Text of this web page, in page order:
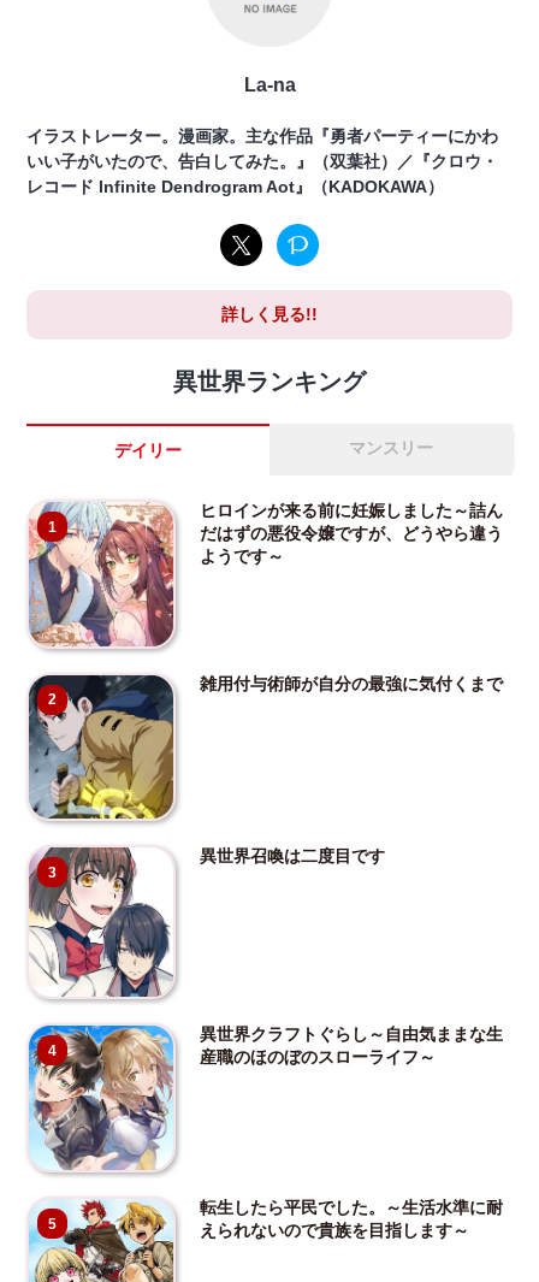
La-na
イラストレーター。漫画家。主な作品『勇者パーティーにかわ
いい子がいたので、告白してみた。』（双葉社）／『クロウ・
レコード Infinite Dendrogram Aot』（KADOKAWA）
詳しく見る!!
異世界ランキング
デイリー マンスリー
1
ヒロインが来る前に妊娠しました～詰ん
だはずの悪役令嬢ですが、どうやら違う
ようです～
2
雑用付与術師が自分の最強に気付くまで
3
異世界召喚は二度目です
4
異世界クラフトぐらし～自由気ままな生
産職のほのぼのスローライフ～
5
転生したら平民でした。～生活水準に耐
えられないので貴族を目指します～